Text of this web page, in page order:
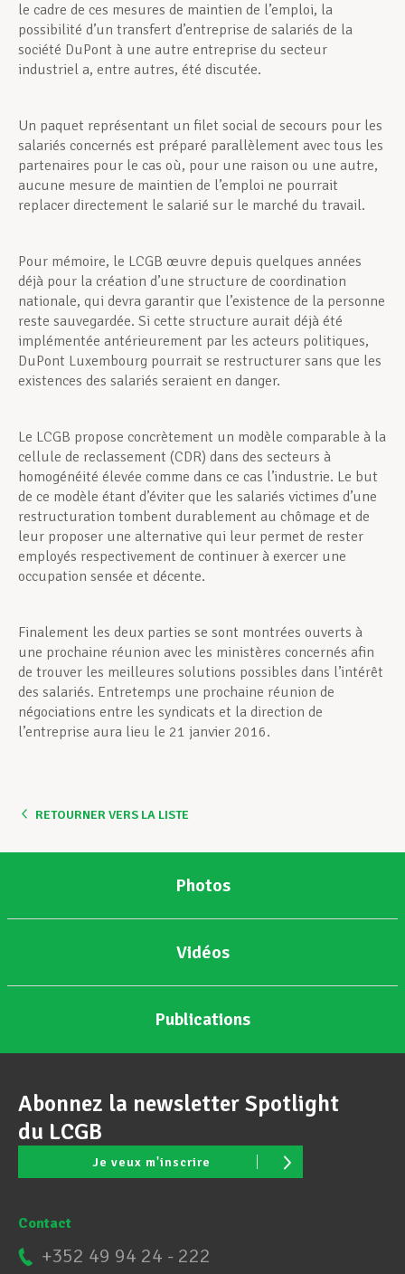
le cadre de ces mesures de maintien de l’emploi, la
possibilité d’un transfert d’entreprise de salariés de la
société DuPont à une autre entreprise du secteur
industriel a, entre autres, été discutée.
Un paquet représentant un filet social de secours pour les
salariés concernés est préparé parallèlement avec tous les
partenaires pour le cas où, pour une raison ou une autre,
aucune mesure de maintien de l’emploi ne pourrait
replacer directement le salarié sur le marché du travail.
Pour mémoire, le LCGB œuvre depuis quelques années
déjà pour la création d’une structure de coordination
nationale, qui devra garantir que l’existence de la personne
reste sauvegardée. Si cette structure aurait déjà été
implémentée antérieurement par les acteurs politiques,
DuPont Luxembourg pourrait se restructurer sans que les
existences des salariés seraient en danger.
Le LCGB propose concrètement un modèle comparable à la
cellule de reclassement (CDR) dans des secteurs à
homogénéité élevée comme dans ce cas l’industrie. Le but
de ce modèle étant d’éviter que les salariés victimes d’une
restructuration tombent durablement au chômage et de
leur proposer une alternative qui leur permet de rester
employés respectivement de continuer à exercer une
occupation sensée et décente.
Finalement les deux parties se sont montrées ouverts à
une prochaine réunion avec les ministères concernés afin
de trouver les meilleures solutions possibles dans l’intérêt
des salariés. Entretemps une prochaine réunion de
négociations entre les syndicats et la direction de
l’entreprise aura lieu le 21 janvier 2016.
RETOURNER VERS LA LISTE
Photos
Vidéos
Publications
Abonnez la newsletter Spotlight
du LCGB
Je veux m'inscrire
Contact
+352 49 94 24 - 222